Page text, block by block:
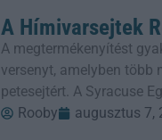
A Hímivarsejtek
A megtermékenyítést
versenyt, amelyben több
petesejtért. A Syracuse
Rooby
augusztus 7,